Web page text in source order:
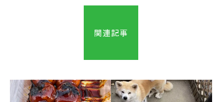
関連記事